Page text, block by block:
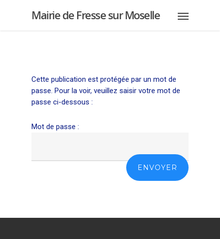
Mairie de Fresse sur Moselle
Cette publication est protégée par un mot de
passe. Pour la voir, veuillez saisir votre mot de
passe ci-dessous :
Mot de passe :